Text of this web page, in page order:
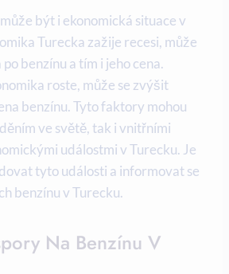
být i ekonomická situace v
Turecka zažije recesi, může
benzínu a tím i jeho cena.
roste, může se zvýšit
benzínu. Tyto faktory mohou
ve světě, tak i vnitřními
událostmi v Turecku. Je
tyto události a informovat se
benzínu v Turecku.
Na Benzínu V